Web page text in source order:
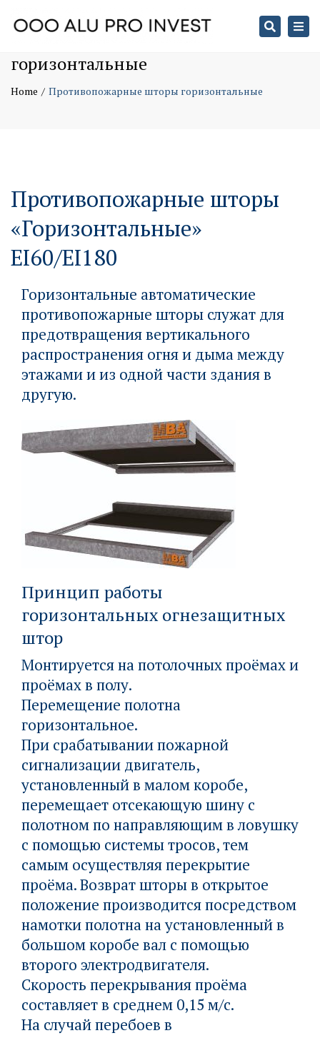
Search
Противопожарные шторы
горизонтальные
Home Противопожарные шторы горизонтальные
Противопожарные шторы
«Горизонтальные»
EI60/EI180
Горизонтальные автоматические
противопожарные шторы служат для
предотвращения вертикального
распространения огня и дыма между
этажами и из одной части здания в
другую.
Принцип работы
горизонтальных огнезащитных
штор
Монтируется на потолочных проёмах и
проёмах в полу.
Перемещение полотна
горизонтальное.
При срабатывании пожарной
сигнализации двигатель,
установленный в малом коробе,
перемещает отсекающую шину с
полотном по направляющим в ловушку
с помощью системы тросов, тем
самым осуществляя перекрытие
проёма. Возврат шторы в открытое
положение производится посредством
намотки полотна на установленный в
большом коробе вал с помощью
второго электродвигателя.
Скорость перекрывания проёма
составляет в среднем 0,15 м/с.
На случай перебоев в